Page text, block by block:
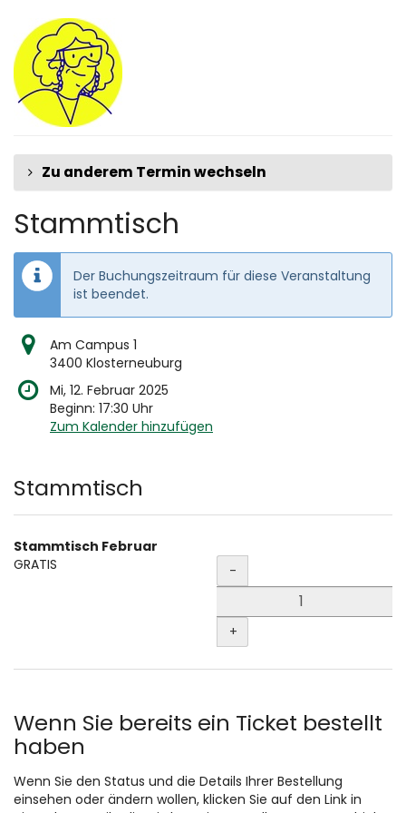
Haupt-
Inhalt
springen
Zu anderem Termin wechseln
Stammtisch
Der Buchungszeitraum für diese Veranstaltung
ist beendet.
Am Campus 1
3400 Klosterneuburg
Mi, 12. Februar 2025
Beginn: 17:30 Uhr
Zum Kalender hinzufügen
Produkte
Stammtisch
Stammtisch Februar
GRATIS
Menge
-
+
Wenn Sie bereits ein Ticket bestellt
haben
Wenn Sie den Status und die Details Ihrer Bestellung
einsehen oder ändern wollen, klicken Sie auf den Link in